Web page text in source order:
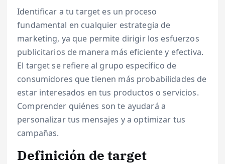
Identificar a tu target es un proceso
fundamental en cualquier estrategia de
marketing, ya que permite dirigir los esfuerzos
publicitarios de manera más eficiente y efectiva.
El target se refiere al grupo específico de
consumidores que tienen más probabilidades de
estar interesados en tus productos o servicios.
Comprender quiénes son te ayudará a
personalizar tus mensajes y a optimizar tus
campañas.
Definición de target